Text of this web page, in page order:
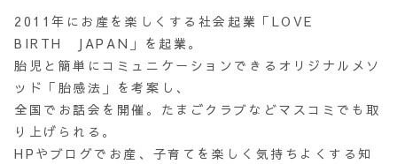
2011年にお産を楽しくする社会起業「LOVE
BIRTH JAPAN」を起業。
胎児と簡単にコミュニケーションできるオリジナルメソ
ッド「胎感法」を考案し、
全国でお話会を開催。たまごクラブなどマスコミでも取
り上げられる。
HPやブログでお産、子育てを楽しく気持ちよくする知